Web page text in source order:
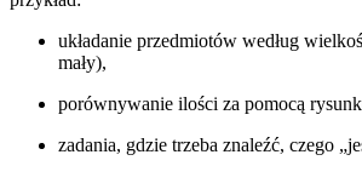
układanie przedmiotów według
mały),
porównywanie ilości za pomocą
zadania, gdzie trzeba znaleźć, czego